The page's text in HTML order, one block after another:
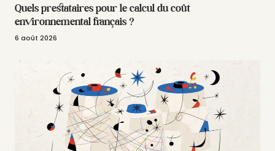
Quels prestataires pour le calcul du coût
environnemental français ?
6 août 2026